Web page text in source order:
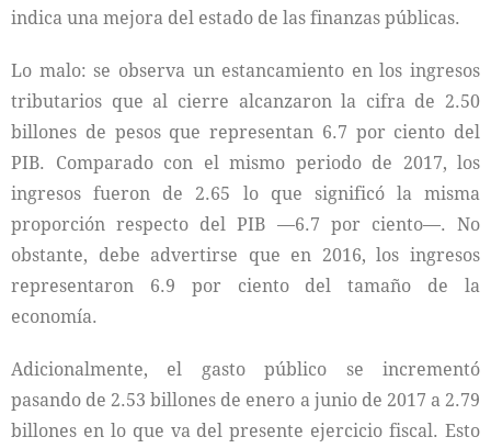
indica una mejora del estado de las finanzas públicas.
Lo malo: se observa un estancamiento en los ingresos
tributarios que al cierre alcanzaron la cifra de 2.50
billones de pesos que representan 6.7 por ciento del
PIB. Comparado con el mismo periodo de 2017, los
ingresos fueron de 2.65 lo que significó la misma
proporción respecto del PIB —6.7 por ciento—. No
obstante, debe advertirse que en 2016, los ingresos
representaron 6.9 por ciento del tamaño de la
economía.
Adicionalmente, el gasto público se incrementó
pasando de 2.53 billones de enero a junio de 2017 a 2.79
billones en lo que va del presente ejercicio fiscal. Esto